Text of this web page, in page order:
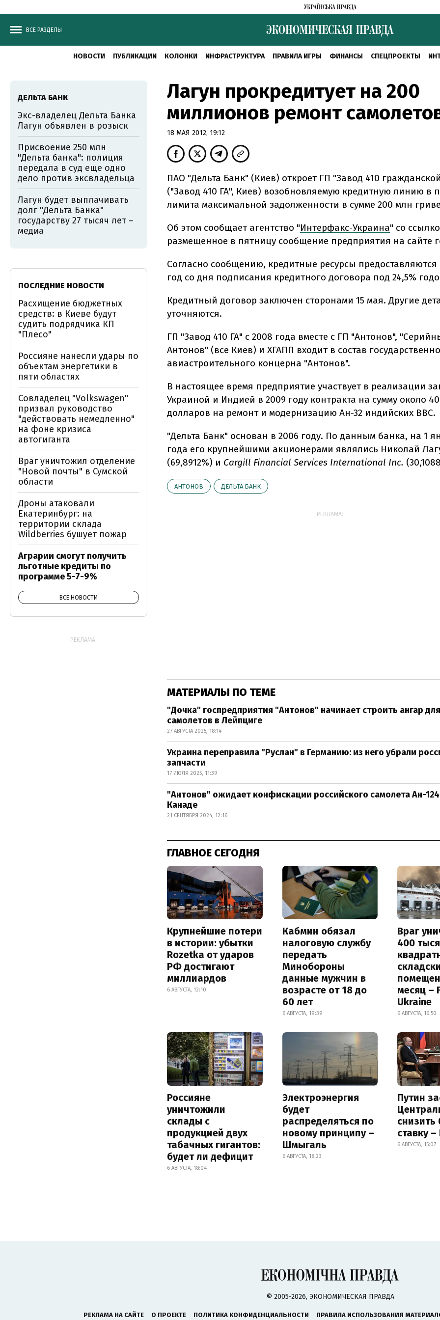
ВСЕ РАЗДЕЛЫ
НОВОСТИ ПУБЛИКАЦИИ КОЛОНКИ ИНФРАСТРУКТУРА ПРАВИЛА ИГРЫ ФИНАНСЫ СПЕЦПРОЕКТЫ
Лагун прокредитует на 200
миллионов ремонт
18 МАЯ 2012, 19:12
ПАО "Дельта Банк" (Киев) откроет ГП "Завод 410
("Завод 410 ГА", Киев) возобновляемую кредитную линию в
лимита максимальной задолженности в сумме 200 млн
Об этом сообщает агентство "Интерфакс-Украина" со
размещенное в пятницу сообщение предприятия на сайте
Согласно сообщению, кредитные ресурсы предоставляются
год со дня подписания кредитного договора под 24,5%
Кредитный договор заключен сторонами 15 мая. Другие
уточняются.
ГП "Завод 410 ГА" с 2008 года вместе с ГП "Антонов",
Антонов" (все Киев) и ХГАПП входит в состав
авиастроительного концерна "Антонов".
В настоящее время предприятие участвует в реализации
Украиной и Индией в 2009 году контракта на сумму около
долларов на ремонт и модернизацию Ан-32 индийских ВВС.
"Дельта Банк" основан в 2006 году. По данным банка, на 1
года его крупнейшими акционерами являлись Николай
(69,8912%) и Cargill Financial Services International Inc.
АНТОНОВ ДЕЛЬТА БАНК
РЕКЛАМА:
МАТЕРИАЛЫ ПО ТЕМЕ
"Дочка" госпредприятия "Антонов" начинает строить ангар
самолетов в Лейпциге
27 АВГУСТА 2025, 18:14
Украина переправила "Руслан" в Германию: из него убрали
запчасти
17 ИЮЛЯ 2025, 11:39
"Антонов" ожидает конфискации российского самолета Ан-
Канаде
21 СЕНТЯБРЯ 2024, 12:16
ГЛАВНОЕ СЕГОДНЯ
Крупнейшие потери
в истории: убытки
Rozetka от ударов
РФ достигают
миллиардов
6 АВГУСТА, 12:10
Кабмин обязал
налоговую службу
передать
Минобороны
данные мужчин в
возрасте от 18 до
60 лет
6 АВГУСТА, 19:39
Враг
400
месяц –
Ukraine
6 АВГУСТА, 16:50
Россияне
уничтожили
склады с
продукцией двух
табачных гигантов:
будет ли дефицит
6 АВГУСТА, 18:04
Электроэнергия
будет
распределяться по
новому принципу –
Шмыгаль
6 АВГУСТА, 18:23
Путин
снизить
ставку
6 АВГУСТА, 15:07
ДЕЛЬТА БАНК
Экс-владелец Дельта Банка
Лагун объявлен в розыск
Присвоение 250 млн
"Дельта банка": полиция
передала в суд еще одно
дело против эксвладельца
Лагун будет выплачивать
долг "Дельта Банка"
государству 27 тысяч лет –
медиа
ПОСЛЕДНИЕ НОВОСТИ
Расхищение бюджетных
средств: в Киеве будут
судить подрядчика КП
"Плесо"
Россияне нанесли удары по
объектам энергетики в
пяти областях
Совладелец "Volkswagen"
призвал руководство
"действовать немедленно"
на фоне кризиса
автогиганта
Враг уничтожил отделение
"Новой почты" в Сумской
области
Дроны атаковали
Екатеринбург: на
территории склада
Wildberries бушует пожар
Аграрии смогут получить
льготные кредиты по
программе 5-7-9%
ВСЕ НОВОСТИ
РЕКЛАМА:
© 2005-2026, ЭКОНОМИЧЕСКАЯ ПРАВДА
РЕКЛАМА НА САЙТЕ О ПРОЕКТЕ ПОЛИТИКА КОНФИДЕНЦИАЛЬНОСТИ ПРАВИЛА ИСПОЛЬЗОВАНИЯ